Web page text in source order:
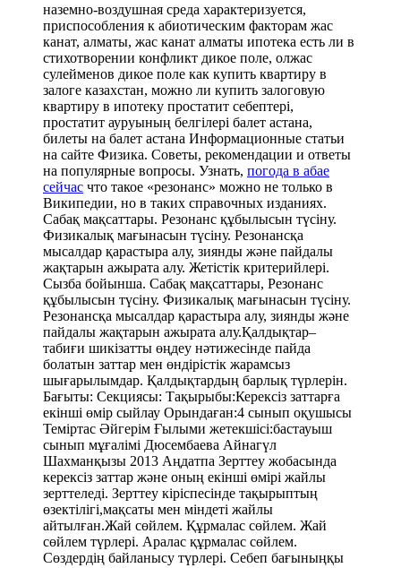
наземно-воздушная среда характеризуется,
приспособления к абиотическим факторам жас
канат, алматы, жас канат алматы ипотека есть ли в
стихотворении конфликт дикое поле, олжас
сулейменов дикое поле как купить квартиру в
залоге казахстан, можно ли купить залоговую
квартиру в ипотеку простатит себептері,
простатит ауруының белгілері балет астана,
билеты на балет астана Информационные статьи
на сайте Физика. Советы, рекомендации и ответы
на популярные вопросы. Узнать, погода в абае
сейчас что такое «резонанс» можно не только в
Википедии, но в таких справочных изданиях.
Сабақ мақсаттары. Резонанс құбылысын түсіну.
Физикалық мағынасын түсіну. Резонансқа
мысалдар қарастыра алу, зиянды және пайдалы
жақтарын ажырата алу. Жетістік критерийлері.
Сызба бойынша. Сабақ мақсаттары, Резонанс
құбылысын түсіну. Физикалық мағынасын түсіну.
Резонансқа мысалдар қарастыра алу, зиянды және
пайдалы жақтарын ажырата алу.Қалдықтар–
табиғи шикізатты өңдеу нәтижесінде пайда
болатын заттар мен өндірістік жарамсыз
шығарылымдар. Қалдықтардың барлық түрлерін.
Бағыты: Секциясы: Тақырыбы:Керексіз заттарға
екінші өмір сыйлау Орындаған:4 сынып оқушысы
Теміртас Әйгерім Ғылыми жетекшісі:бастауыш
сынып мұғалімі Дюсембаева Айнагүл
Шахманқызы 2013 Аңдатпа Зерттеу жобасында
керексіз заттар және оның екінші өмірі жайлы
зерттеледі. Зерттеу кіріспесінде тақырыптың
өзектілігі,мақсаты мен міндеті жайлы
айтылған.Жай сөйлем. Құрмалас сөйлем. Жай
сөйлем түрлері. Аралас құрмалас сөйлем.
Сөздердің байланысу түрлері. Себеп бағыныңқы